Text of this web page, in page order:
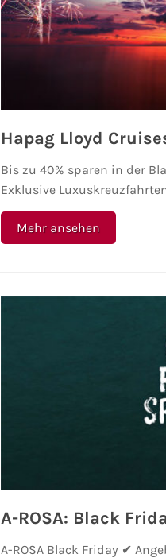
Hapag Lloyd
Bis zu 40% sparen in der
Exklusive
Mehr ansehen
A-ROSA: Black
A-ROSA Black Friday ✔